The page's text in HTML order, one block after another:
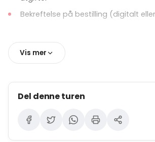
Bekreftelse på bestilling (digitalt
Vis mer
Del denne turen